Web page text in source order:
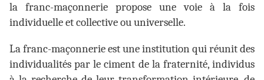
la franc-maçonnerie propose une voie à la fois
individuelle et collective ou universelle.
La franc-maçonnerie est une institution qui réunit des
individualités par le ciment de la fraternité, individus